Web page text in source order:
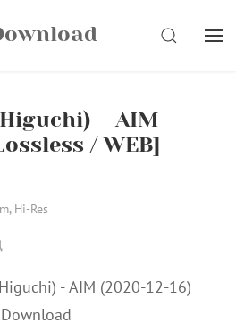
SEARCH
– AIM
/ WEB]
, Hi-Res